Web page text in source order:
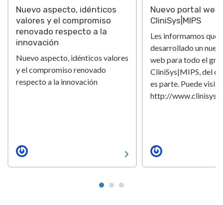
Nuevo aspecto, idénticos
valores y el compromiso
renovado respecto a la
innovación
Nuevo aspecto, idénticos valores
y el compromiso renovado
respecto a la innovación
Nuevo portal web
CliniSys|MIPS
Les informamos que
desarrollado un
web para todo el
CliniSys|MIPS, del
es parte. Puede
http://